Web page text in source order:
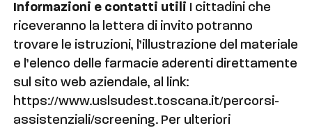
Informazioni e contatti utili I cittadini che
riceveranno la lettera di invito potranno
trovare le istruzioni, l’illustrazione del materiale
e l’elenco delle farmacie aderenti direttamente
sul sito web aziendale, al link:
https://www.uslsudest.toscana.it/percorsi-
assistenziali/screening. Per ulteriori